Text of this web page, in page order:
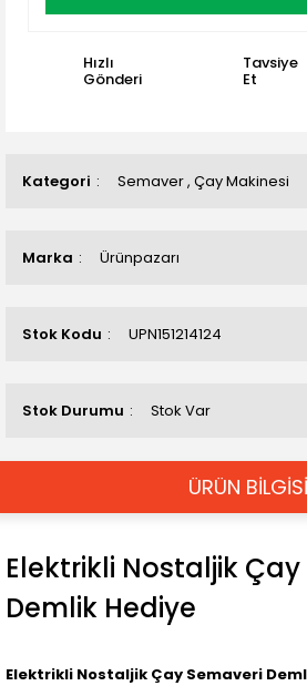
Kategori Semaver, Çay Makinesi
Marka Ürünpazarı
Stok Kodu UPN151214124
Stok Durumu Stok Var
Hızlı
Gönderi
Tavsiye
Et
ÜRÜN BİLGİSİ
Elektrikli Nostaljik
Demlik Hediye
Elektrikli Nostaljik Çay Semaveri